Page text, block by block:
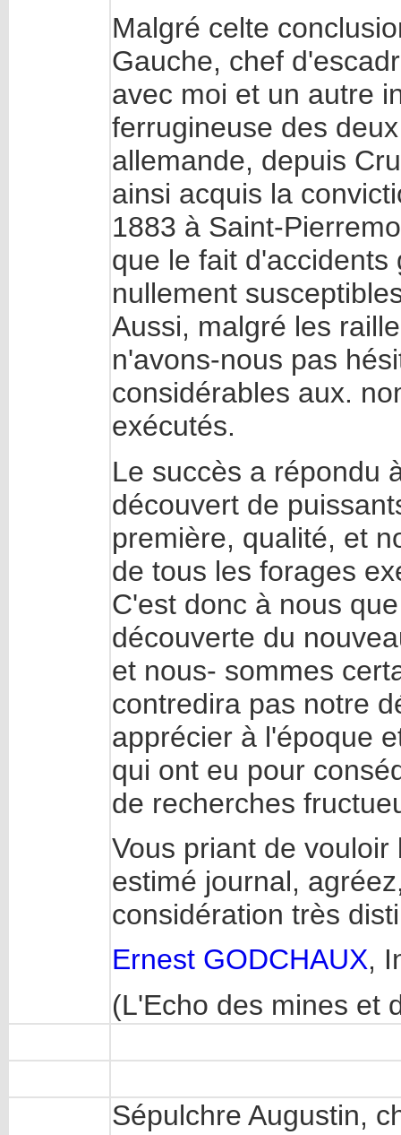
Malgré celte
Gauche, chef
avec moi et un autre
ferrugineuse des
allemande, depuis
ainsi acquis la
1883 à Saint-
que le fait
nullement
Aussi, malgré les
n'avons-nous pas
considérables aux.
exécutés.
Le succès a répondu
découvert de
première, qualité, et
de tous les forages
C'est donc à nous
découverte du
et nous- sommes
contredira pas notre
apprécier à l'époque
qui ont eu pour
de recherches
Vous priant de
estimé journal,
considération très
Ernest GODCHAUX,
(L'Echo des mines et
Sépulchre Augustin,